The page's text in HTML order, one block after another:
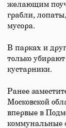
желающим
грабли,
мусора.
В парках и
только
кустарники.
Ранее
Московской
впервые в
коммунальные